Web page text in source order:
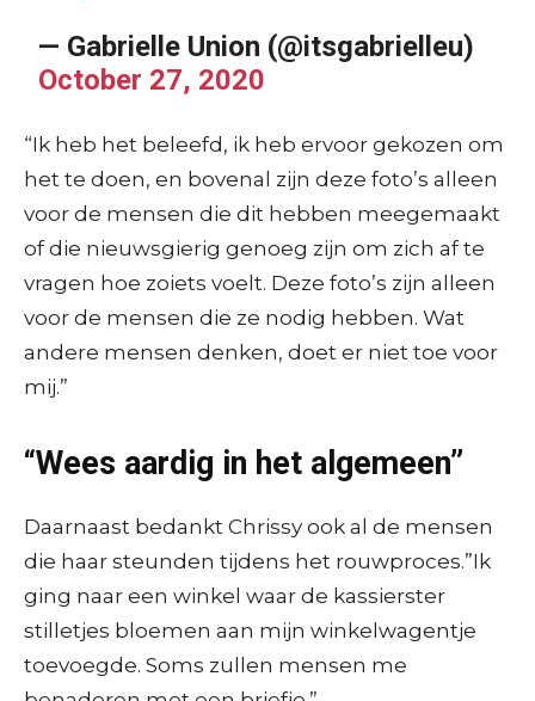
— Gabrielle Union (@itsgabrielleu)
October 27, 2020
“Ik heb het beleefd, ik heb ervoor gekozen om
het te doen, en bovenal zijn deze foto’s alleen
voor de mensen die dit hebben meegemaakt
of die nieuwsgierig genoeg zijn om zich af te
vragen hoe zoiets voelt. Deze foto’s zijn alleen
voor de mensen die ze nodig hebben. Wat
andere mensen denken, doet er niet toe voor
mij.”
“Wees aardig in het algemeen”
Daarnaast bedankt Chrissy ook al de mensen
die haar steunden tijdens het rouwproces.”Ik
ging naar een winkel waar de kassierster
stilletjes bloemen aan mijn winkelwagentje
toevoegde. Soms zullen mensen me